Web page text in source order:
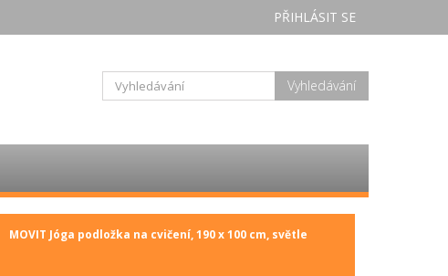
PŘIHLÁSIT SE
Vyhledávání
MOVIT Jóga podložka na cvičení, 190 x 100 cm, světle